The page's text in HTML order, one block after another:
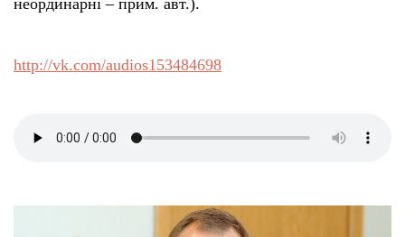
http://vk.com/audios153484698